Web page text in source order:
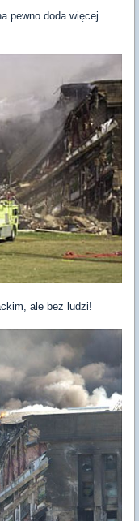
pewno doda więcej
ale bez ludzi!